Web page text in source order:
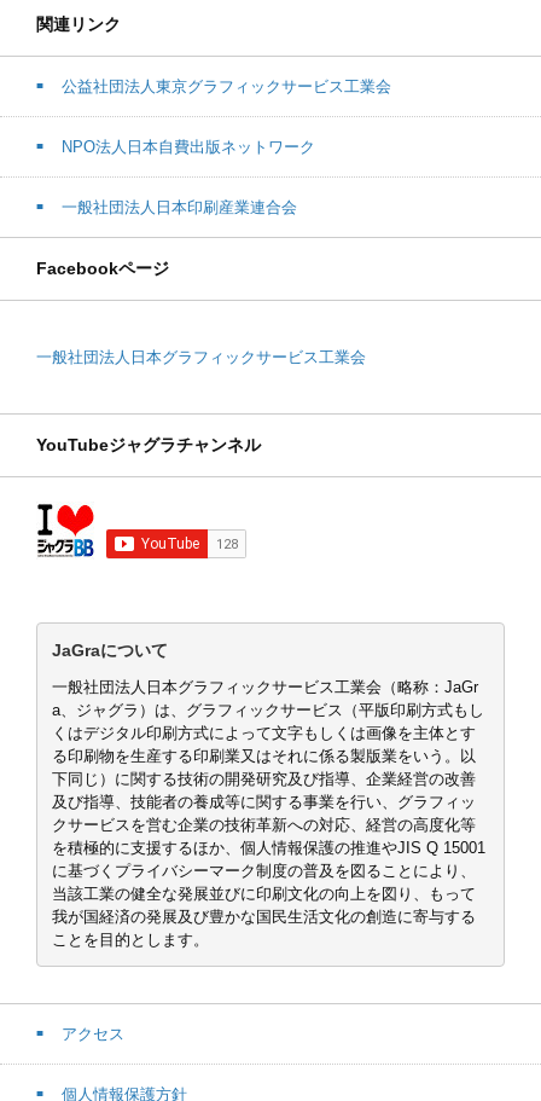
関連リンク
公益社団法人東京グラフィックサービス工業会
NPO法人日本自費出版ネットワーク
一般社団法人日本印刷産業連合会
Facebookページ
一般社団法人日本グラフィックサービス工業会
YouTubeジャグラチャンネル
JaGraについて
一般社団法人日本グラフィックサービス工業会（略称：JaGr
a、ジャグラ）は、グラフィックサービス（平版印刷方式もし
くはデジタル印刷方式によって文字もしくは画像を主体とす
る印刷物を生産する印刷業又はそれに係る製版業をいう。以
下同じ）に関する技術の開発研究及び指導、企業経営の改善
及び指導、技能者の養成等に関する事業を行い、グラフィッ
クサービスを営む企業の技術革新への対応、経営の高度化等
を積極的に支援するほか、個人情報保護の推進やJIS Q 15001
に基づくプライバシーマーク制度の普及を図ることにより、
当該工業の健全な発展並びに印刷文化の向上を図り、もって
我が国経済の発展及び豊かな国民生活文化の創造に寄与する
ことを目的とします。
アクセス
個人情報保護方針